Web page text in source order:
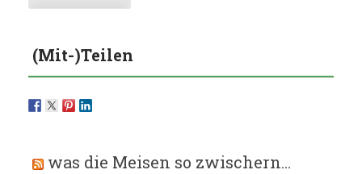
(Mit-)Teilen
was die Meisen so zwischern…